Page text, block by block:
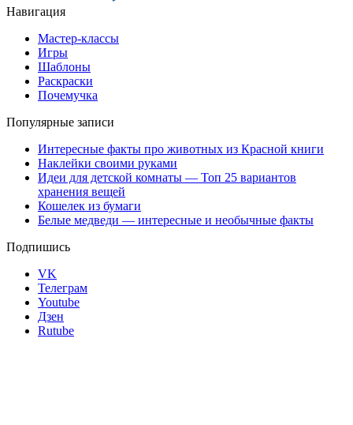
Навигация
Мастер-классы
Игры
Шаблоны
Раскраски
Почемучка
Популярные записи
Интересные факты про животных из Красной книги
Наклейки своими руками
Идеи для детской комнаты — Топ 25 вариантов
хранения вещей
Кошелек из бумаги
Белые медведи — интересные и необычные факты
Подпишись
VK
Телеграм
Youtube
Дзен
Rutube